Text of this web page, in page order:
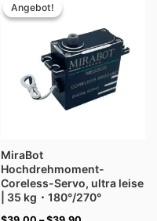
Angebot!
Angebot!
MiraBot
Hochdrehmoment-
Coreless-Servo, ultra leise
| 35 kg・180°/270°
$39.90